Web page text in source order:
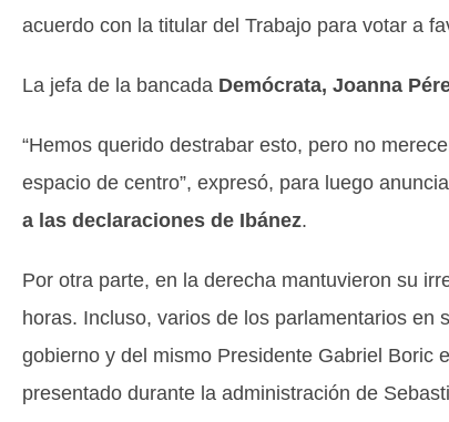
acuerdo con la titular del Trabajo para votar a
La jefa de la bancada Demócrata, Joanna
“Hemos querido destrabar esto, pero no
espacio de centro”, expresó, para luego
a las declaraciones de Ibánez.
Por otra parte, en la derecha mantuvieron su
horas. Incluso, varios de los parlamentarios en
gobierno y del mismo Presidente Gabriel Boric
presentado durante la administración de